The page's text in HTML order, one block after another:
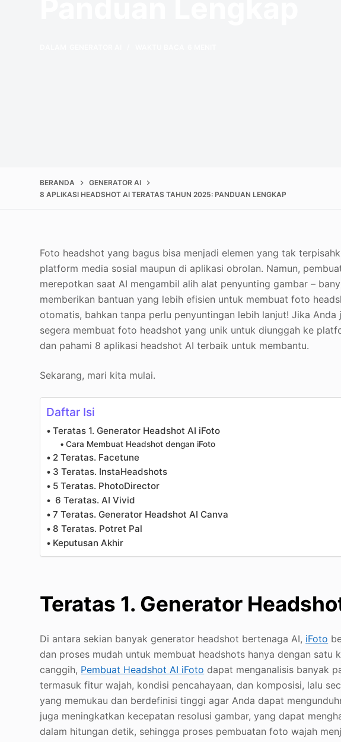
BERANDA
GENERATOR AI
8 APLIKASI HEADSHOT AI TERATAS TAHUN 2025: PANDUAN LENGKAP
Foto headshot yang bagus bisa menjadi elemen yang tak
platform media sosial maupun di aplikasi obrolan. Namun,
merepotkan saat AI mengambil alih alat penyunting gambar –
memberikan bantuan yang lebih efisien untuk membuat foto
otomatis, bahkan tanpa perlu penyuntingan lebih lanjut! Jika
segera membuat foto headshot yang unik untuk diunggah ke
dan pahami 8 aplikasi headshot AI terbaik untuk membantu.
Sekarang, mari kita mulai.
Daftar Isi
Teratas 1. Generator Headshot AI iFoto
Cara Membuat Headshot dengan iFoto
2 Teratas. Facetune
3 Teratas. InstaHeadshots
5 Teratas. PhotoDirector
6 Teratas. AI Vivid
7 Teratas. Generator Headshot AI Canva
8 Teratas. Potret Pal
Keputusan Akhir
Teratas 1. Generator
Di antara sekian banyak generator headshot bertenaga AI, iFoto
dan proses mudah untuk membuat headshots hanya dengan satu
canggih, Pembuat Headshot AI iFoto dapat menganalisis banyak
termasuk fitur wajah, kondisi pencahayaan, dan komposisi, lalu
yang memukau dan berdefinisi tinggi agar Anda dapat
juga meningkatkan kecepatan resolusi gambar, yang dapat
dalam hitungan detik, sehingga proses pembuatan foto wajah